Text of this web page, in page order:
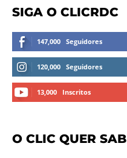
SIGA O CLICRDC
147,000 Seguidores
120,000 Seguidores
13,000 Inscritos
O CLIC QUER